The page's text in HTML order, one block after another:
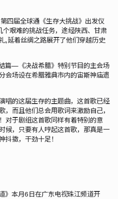
四届全球通《生存大挑战》出发仪
艰难的挑战任务，途经陕西、甘肃
,延着丝绸之路展开了他们穿越历史
篇—《决战希腊》特别节目的主会场
会场设在希腊雅典市内的宙斯神庙遗
唱的这届生存的主题曲，这首歌已经
，而且他们总会用歌词来激励自己，
对于剧组这首歌同样有着特别的意
候，只要有人哼起这首歌，那真是一
抖擞，干劲十足！
》本月6日在广东电视珠江频道开